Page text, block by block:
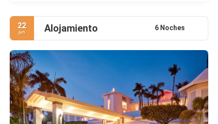
22
jun Alojamiento 6 Noches